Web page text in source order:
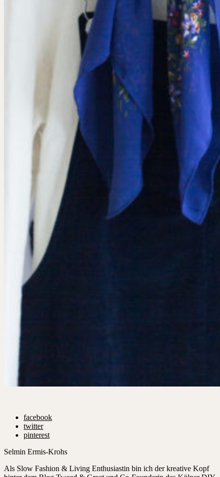
facebook
twitter
pinterest
Selmin Ermis-Krohs
Als Slow Fashion & Living Enthusiastin bin ich der kreative Kopf